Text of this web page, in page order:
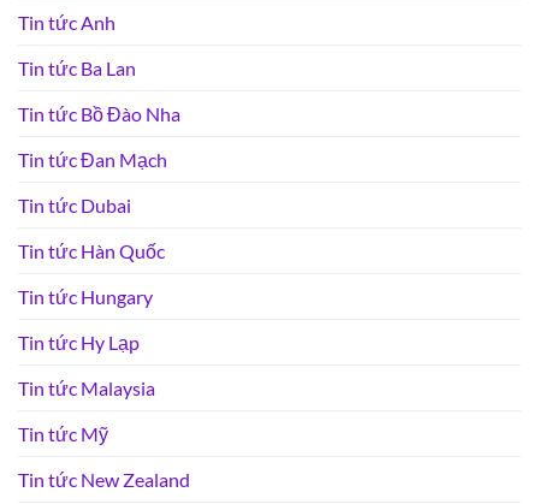
Tin tức Anh
Tin tức Ba Lan
Tin tức Bồ Đào Nha
Tin tức Đan Mạch
Tin tức Dubai
Tin tức Hàn Quốc
Tin tức Hungary
Tin tức Hy Lạp
Tin tức Malaysia
Tin tức Mỹ
Tin tức New Zealand